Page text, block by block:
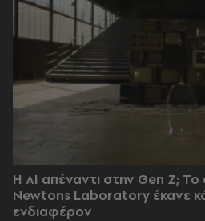
Η AI απέναντι στην Gen Z;
Newtons Laboratory έκανε
ενδιαφέρον